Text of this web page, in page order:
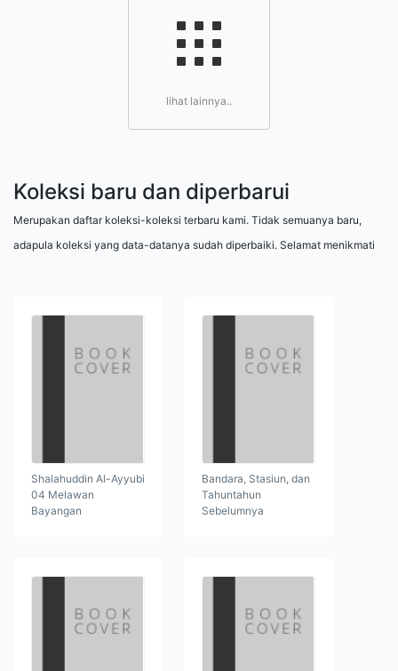
lihat lainnya..
Koleksi baru dan diperbarui
Merupakan daftar koleksi-koleksi terbaru kami. Tidak semuanya baru,
adapula koleksi yang data-datanya sudah diperbaiki. Selamat menikmati
Shalahuddin Al-Ayyubi
04 Melawan
Bayangan
Bandara, Stasiun, dan
Tahuntahun
Sebelumnya